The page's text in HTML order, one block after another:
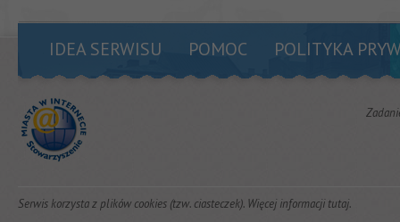
IDEA SERWISU POMOC POLITYKA
Serwis korzysta z plików cookies (tzw. ciasteczek). Więcej informacjitutaj.